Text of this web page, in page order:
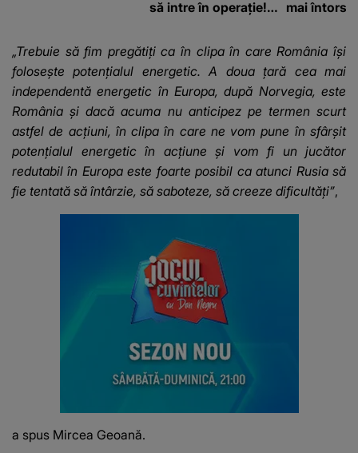
să intre în operație!
fanilor
mai întors
„Trebuie să fim pregătiți ca în clipa în care România își
folosește potențialul energetic. A doua țară cea mai
independentă energetic în Europa, după Norvegia, este
România și dacă acuma nu anticipez pe termen scurt
astfel de acțiuni, în clipa în care ne vom pune în sfârșit
potențialul energetic în acțiune și vom fi un jucător
redutabil în Europa este foarte posibil ca atunci Rusia să
fie tentată să întârzie, să saboteze, să creeze dificultăți”,
a spus Mircea Geoană.